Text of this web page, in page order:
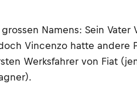
Namens: Sein
Vincenzo hatte andere
Werksfahrer von Fiat